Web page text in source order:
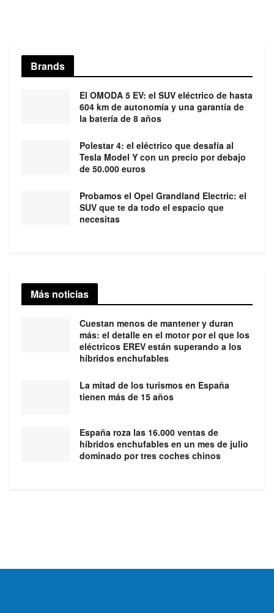
Brands
El OMODA 5 EV: el SUV eléctrico de hasta
604 km de autonomía y una garantía de
la batería de 8 años
Polestar 4: el eléctrico que desafía al
Tesla Model Y con un precio por debajo
de 50.000 euros
Probamos el Opel Grandland Electric: el
SUV que te da todo el espacio que
necesitas
Más noticias
Cuestan menos de mantener y duran
más: el detalle en el motor por el que los
eléctricos EREV están superando a los
híbridos enchufables
La mitad de los turismos en España
tienen más de 15 años
España roza las 16.000 ventas de
híbridos enchufables en un mes de julio
dominado por tres coches chinos